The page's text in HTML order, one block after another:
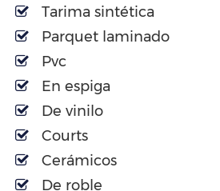
Tarima sintética
Parquet laminado
Pvc
En espiga
De vinilo
Courts
Cerámicos
De roble